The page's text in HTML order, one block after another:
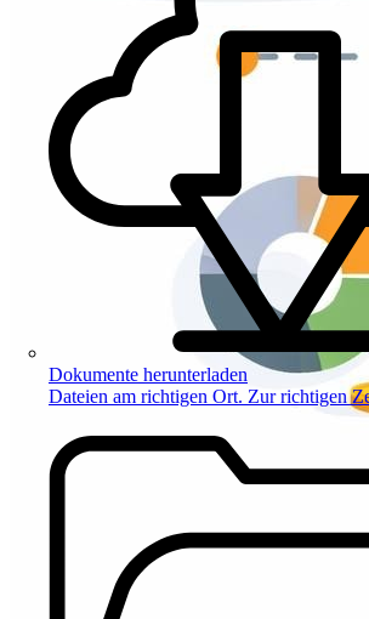
Dokumente herunterladen
Dateien am richtigen Ort. Zur richtigen